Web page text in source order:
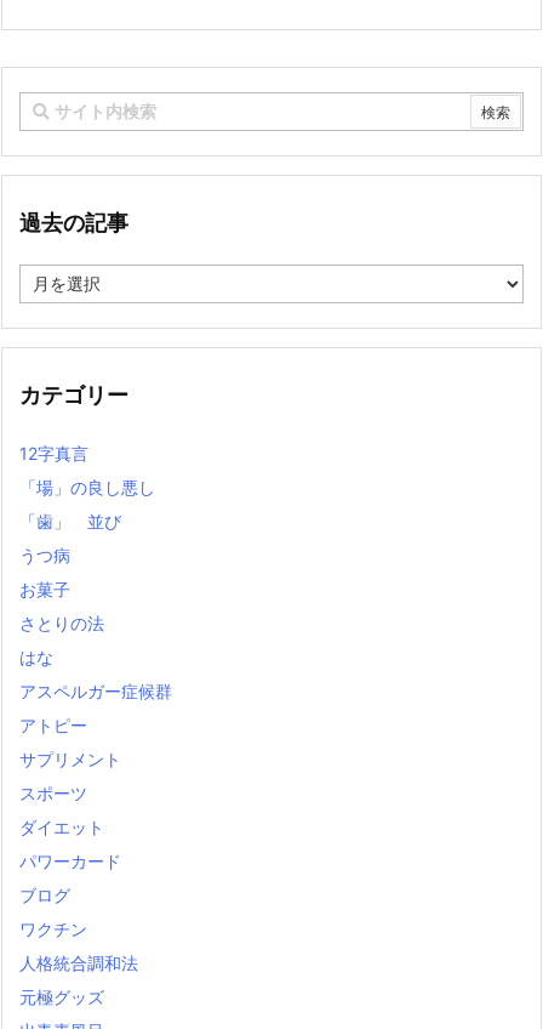
過去の記事
去
記
カテゴリー
12字真言
「場」の良し悪し
「歯」 並び
うつ病
お菓子
さとりの法
はな
アスペルガー症候群
アトピー
サプリメント
スポーツ
ダイエット
パワーカード
ブログ
ワクチン
人格統合調和法
元極グッズ